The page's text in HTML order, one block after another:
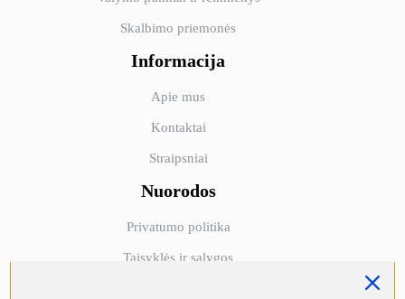
Skalbimo priemonės
Informacija
Apie mus
Kontaktai
Straipsniai
Nuorodos
Privatumo politika
Taisyklės ir sąlygos
PIRMAJAM
UŽSAKYMUI?